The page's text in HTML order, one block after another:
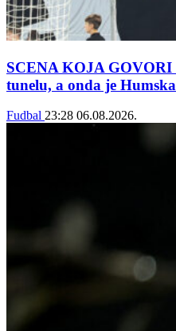
SCENA KOJA
tunelu, a onda je
Fudbal 23:28 06.08.2026.